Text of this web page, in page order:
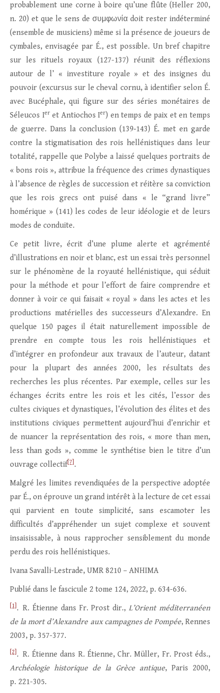
probablement une corne à boire qu’une flûte (Heller 200,
n. 20) et que le sens de συμφωνία doit rester indéterminé
(ensemble de musiciens) même si la présence de joueurs de
cymbales, envisagée par É., est possible. Un bref chapitre
sur les rituels royaux (127-137) réunit des réflexions
autour de l’ « investiture royale » et des insignes du
pouvoir (excursus sur le cheval cornu, à identifier selon É.
avec Bucéphale, qui figure sur des séries monétaires de
Séleucos Ieret Antiochos Ier) en temps de paix et en temps
de guerre. Dans la conclusion (139‑143) É. met en garde
contre la stigmatisation des rois hellénistiques dans leur
totalité, rappelle que Polybe a laissé quelques portraits de
« bons rois », attribue la fréquence des crimes dynastiques
à l’absence de règles de succession et réitère sa conviction
que les rois grecs ont puisé dans « le “grand livre”
homérique » (141) les codes de leur idéologie et de leurs
modes de conduite.
Ce petit livre, écrit d’une plume alerte et agrémenté
d’illustrations en noir et blanc, est un essai très personnel
sur le phénomène de la royauté hellénistique, qui séduit
pour la méthode et pour l’effort de faire comprendre et
donner à voir ce qui faisait « royal » dans les actes et les
productions matérielles des successeurs d’Alexandre. En
quelque 150 pages il était naturellement impossible de
prendre en compte tous les rois hellénistiques et
d’intégrer en profondeur aux travaux de l’auteur, datant
pour la plupart des années 2000, les résultats des
recherches les plus récentes. Par exemple, celles sur les
échanges écrits entre les rois et les cités, l’essor des
cultes civiques et dynastiques, l’évolution des élites et des
institutions civiques permettent aujourd’hui d’enrichir et
de nuancer la représentation des rois, « more than men,
less than gods », comme le synthétise bien le titre d’un
ouvrage collectif[7] .
Malgré les limites revendiquées de la perspective adoptée
par É., on éprouve un grand intérêt à la lecture de cet essai
qui parvient en toute simplicité, sans escamoter les
difficultés d’appréhender un sujet complexe et souvent
insaisissable, à nous rapprocher sensiblement du monde
perdu des rois hellénistiques.
Ivana Savalli-Lestrade, UMR 8210 – ANHIMA
Publié dans le fascicule 2 tome 124, 2022, p. 634-636.
[1] . R. Étienne dans Fr. Prost dir.,L’Orient méditerranéen
de la mort d’Alexandre aux campagnes de Pompée, Rennes
2003, p. 357-377.
[2] . R. Étienne dans R. Étienne, Chr. Müller, Fr. Prost éds.,
Archéologie historique de la Grèce antique, Paris 2000,
p. 221-305.